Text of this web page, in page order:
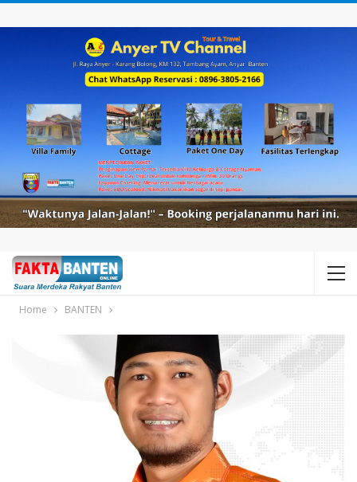
Home BANTEN